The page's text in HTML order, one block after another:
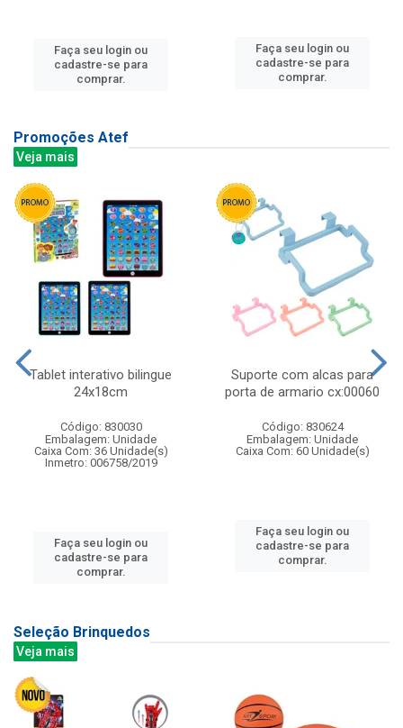
Faça seu login ou
cadastre-se para
comprar.
Faça seu login ou
cadastre-se para
comprar.
Promoções Atef
Veja mais
Tablet interativo bilingue
24x18cm
Código: 830030
Embalagem: Unidade
Caixa Com: 36 Unidade(s)
Inmetro: 006758/2019
Faça seu login ou
cadastre-se para
comprar.
Suporte com alcas para
porta de armario cx:00060
Código: 830624
Embalagem: Unidade
Caixa Com: 60 Unidade(s)
Faça seu login ou
cadastre-se para
comprar.
Seleção Brinquedos
Veja mais